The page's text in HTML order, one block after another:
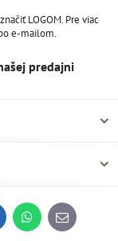
LOGOM. Pre viac
e-mailom.
predajni
WhatsApp
E-
mail